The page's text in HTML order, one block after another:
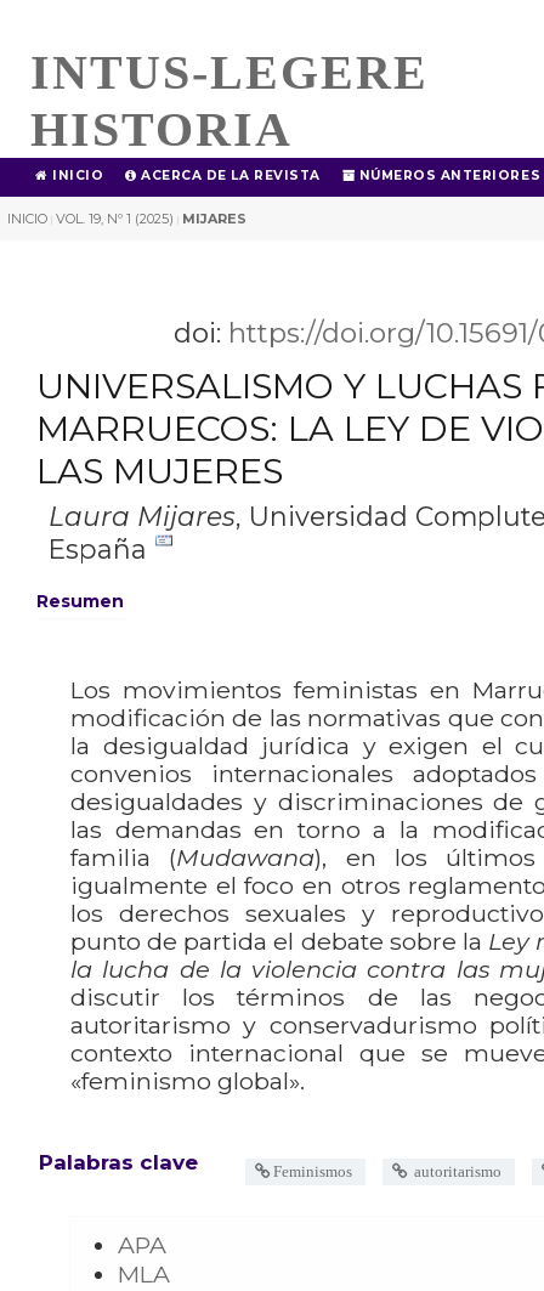
INTUS-LEGERE
HISTORIA
INICIO ACERCA DE LA REVISTA NÚMEROS ANTERIORES
INICIO | VOL. 19, Nº 1 (2025) | MIJARES
doi: https://doi.org/
UNIVERSALISMO Y LUCHAS
MARRUECOS: LA LEY DE
LAS MUJERES
Laura Mijares, Universidad
España
Resumen
Los movimientos feministas en
modificación de las normativas que
la desigualdad jurídica y exigen el
convenios internacionales
desigualdades y discriminaciones de
las demandas en torno a la
familia (Mudawana), en los
igualmente el foco en otros
los derechos sexuales y
punto de partida el debate sobre la Ley
la lucha de la violencia contra las
discutir los términos de las
autoritarismo y conservadurismo
contexto internacional que se
«feminismo global».
Palabras clave Feminismos autoritarismo
APA
MLA